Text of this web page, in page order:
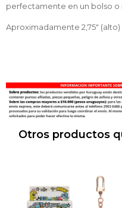
perfectamente en un bolso o
Aproximadamente 2,75" (alto)
Otros productos